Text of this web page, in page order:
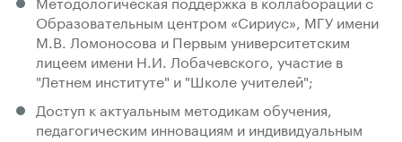
Образовательным центром «Сириус», МГУ имени
М.В. Ломоносова и Первым университетским
лицеем имени Н.И. Лобачевского, участие в
"Летнем институте" и "Школе учителей";
Доступ к актуальным методикам обучения,
педагогическим инновациям и индивидуальным